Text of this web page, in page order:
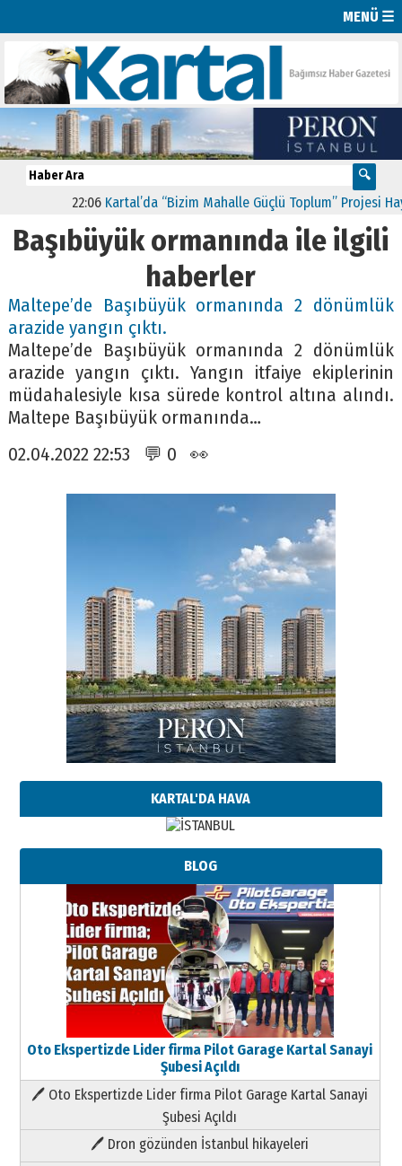
MENÜ ☰
22:06 Kartal’da “Bizim Mahalle Güçlü Toplum” Projesi
Başıbüyük ormanında ile ilgili
haberler
Maltepe’de Başıbüyük ormanında 2 dönümlük
arazide yangın çıktı.
Maltepe’de Başıbüyük ormanında 2 dönümlük
arazide yangın çıktı. Yangın itfaiye ekiplerinin
müdahalesiyle kısa sürede kontrol altına alındı.
Maltepe Başıbüyük ormanında…
02.04.2022 22:53 💬 0 👀
KARTAL'DA HAVA
BLOG
Oto Ekspertizde Lider firma Pilot Garage Kartal Sanayi
Şubesi Açıldı
🖊 Oto Ekspertizde Lider firma Pilot Garage Kartal Sanayi
Şubesi Açıldı
🖊 Dron gözünden İstanbul hikayeleri